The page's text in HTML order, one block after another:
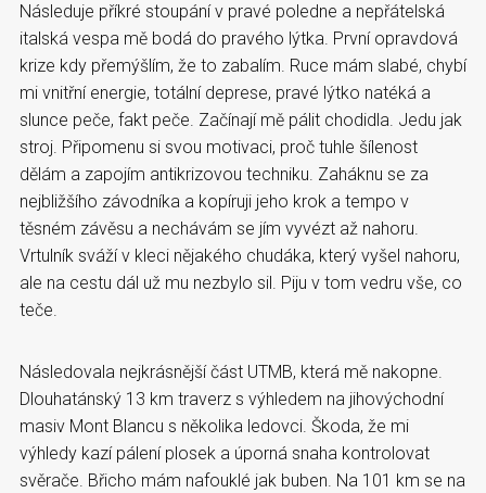
Následuje příkré stoupání v pravé poledne a nepřátelská
italská vespa mě bodá do pravého lýtka. První opravdová
krize kdy přemýšlím, že to zabalím. Ruce mám slabé, chybí
mi vnitřní energie, totální deprese, pravé lýtko natéká a
slunce peče, fakt peče. Začínají mě pálit chodidla. Jedu jak
stroj. Připomenu si svou motivaci, proč tuhle šílenost
dělám a zapojím antikrizovou techniku. Zaháknu se za
nejbližšího závodníka a kopíruji jeho krok a tempo v
těsném závěsu a nechávám se jím vyvézt až nahoru.
Vrtulník sváží v kleci nějakého chudáka, který vyšel nahoru,
ale na cestu dál už mu nezbylo sil. Piju v tom vedru vše, co
teče.
Následovala nejkrásnější část UTMB, která mě nakopne.
Dlouhatánský 13 km traverz s výhledem na jihovýchodní
masiv Mont Blancu s několika ledovci. Škoda, že mi
výhledy kazí pálení plosek a úporná snaha kontrolovat
svěrače. Břicho mám nafouklé jak buben. Na 101 km se na